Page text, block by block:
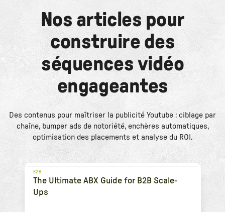
Nos articles pour
construire des
séquences vidéo
engageantes
Des contenus pour maîtriser la publicité Youtube : ciblage par
chaîne, bumper ads de notoriété, enchères automatiques,
optimisation des placements et analyse du ROI.
B2B
The Ultimate ABX Guide for B2B Scale-
Ups